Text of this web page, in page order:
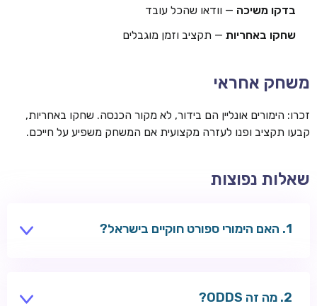
בדקו משיכה — וודאו שהכל עובד
שחקו באחריות — תקציב וזמן מוגבלים
משחק אחראי
זכרו: הימורים אונליין הם בידור, לא מקור הכנסה. שחקו באחריות,
קבעו תקציב ופנו לעזרה מקצועית אם המשחק משפיע על חייכם.
שאלות נפוצות
האם הימורי ספורט חוקיים בישראל?
מה זה ODDS?